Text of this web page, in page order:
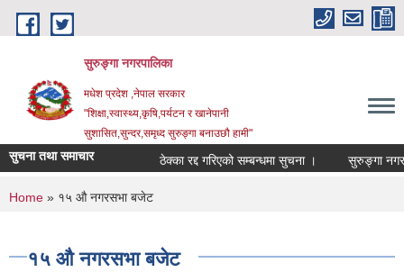
Skip to main content
सुरुङ्‍गा नगरपालिका
मधेश प्रदेश ,नेपाल सरकार
"शिक्षा,स्वास्थ्य,कृषि,पर्यटन र खानेपानी
सुशासित,सुन्दर,समृध्द सुरुङ्गा बनाउछौ हामी"
सुचना तथा समाचार ठेक्का रद्द गरिएको सम्बन्धमा सुचना ।
You are here
Home » १५ औ नगरसभा बजेट
१५ औ नगरसभा बजेट